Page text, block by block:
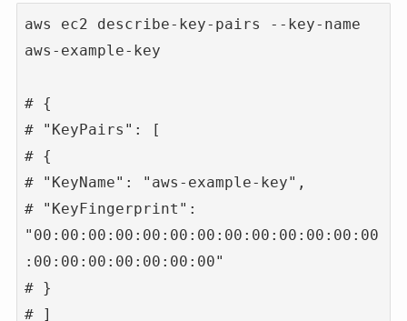
aws ec2 describe-key-pairs --key-name
aws-example-key
# {
# "KeyPairs": [
# {
# "KeyName": "aws-example-key",
# "KeyFingerprint":
"00:00:00:00:00:00:00:00:00:00:00:00:00
:00:00:00:00:00:00:00"
# }
# ]